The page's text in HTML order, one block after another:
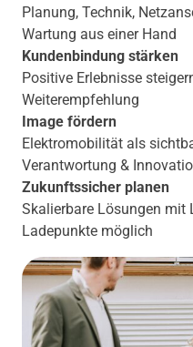
Planung, Technik,
Wartung aus einer Hand
Kundenbindung stärken
Positive Erlebnisse
Weiterempfehlung
Image fördern
Elektromobilität als
Verantwortung &
Zukunftssicher planen
Skalierbare Lösungen mit
Ladepunkte möglich